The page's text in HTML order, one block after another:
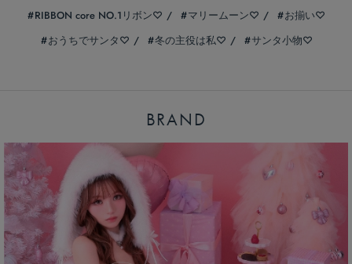
RIBBON core NO.1リボン♡
マリームーン♡
お揃い♡
おうちでサンタ♡
冬の主役は私♡ サンタ小物♡
BRAND